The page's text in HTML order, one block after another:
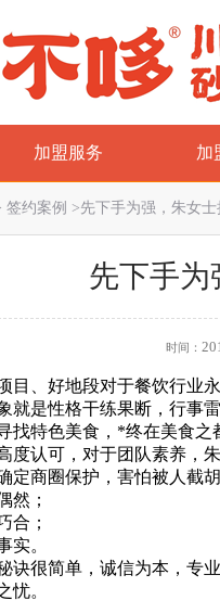
加盟服务 加
签约案例 >先下手为强，朱女
先下手为
时间：
目、好地段对于餐饮行业
就是性格干练果断，行事
找特色美食，*终在美食
度认可，对于团队素养，
定商圈保护，害怕被人截
然；
合；
实。
诀很简单，诚信为本，专
忧。